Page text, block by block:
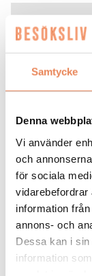
Samtycke
Denna
Vi använder
och
för sociala
vidarebefordrar
information
annons- och
Dessa kan i
information
Kock
Arbetsgivare: